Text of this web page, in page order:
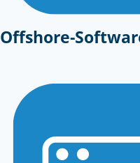
Offshore-